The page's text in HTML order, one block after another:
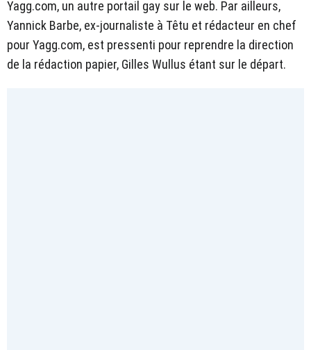
Yagg.com, un autre portail gay sur le web. Par ailleurs,
Yannick Barbe, ex-journaliste à Têtu et rédacteur en chef
pour Yagg.com, est pressenti pour reprendre la direction
de la rédaction papier, Gilles Wullus étant sur le départ.